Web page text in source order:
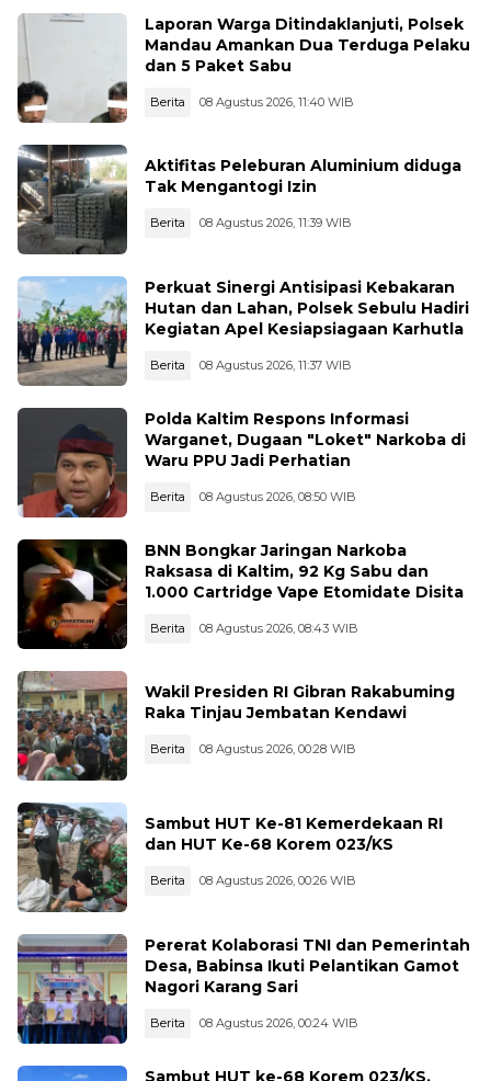
Laporan Warga Ditindaklanjuti, Polsek
Mandau Amankan Dua Terduga Pelaku
dan 5 Paket Sabu
Berita 08 Agustus 2026, 11:40 WIB
Aktifitas Peleburan Aluminium diduga
Tak Mengantogi Izin
Berita 08 Agustus 2026, 11:39 WIB
Perkuat Sinergi Antisipasi Kebakaran
Hutan dan Lahan, Polsek Sebulu Hadiri
Kegiatan Apel Kesiapsiagaan Karhutla
Berita 08 Agustus 2026, 11:37 WIB
Polda Kaltim Respons Informasi
Warganet, Dugaan "Loket" Narkoba di
Waru PPU Jadi Perhatian
Berita 08 Agustus 2026, 08:50 WIB
BNN Bongkar Jaringan Narkoba
Raksasa di Kaltim, 92 Kg Sabu dan
1.000 Cartridge Vape Etomidate Disita
Berita 08 Agustus 2026, 08:43 WIB
Wakil Presiden RI Gibran Rakabuming
Raka Tinjau Jembatan Kendawi
Berita 08 Agustus 2026, 00:28 WIB
Sambut HUT Ke-81 Kemerdekaan RI
dan HUT Ke-68 Korem 023/KS
Berita 08 Agustus 2026, 00:26 WIB
Pererat Kolaborasi TNI dan Pemerintah
Desa, Babinsa Ikuti Pelantikan Gamot
Nagori Karang Sari
Berita 08 Agustus 2026, 00:24 WIB
Sambut HUT ke-68 Korem 023/KS,